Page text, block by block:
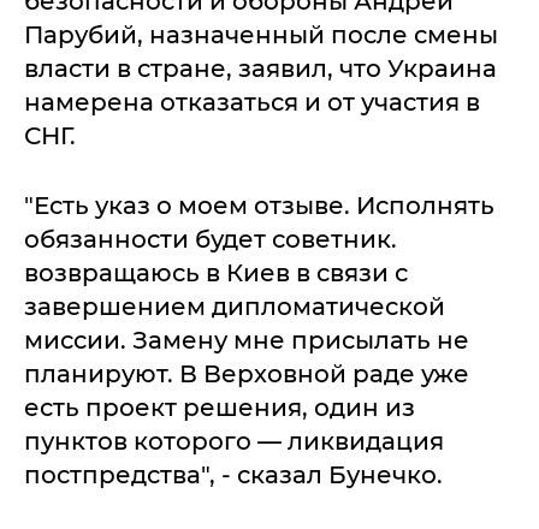
Парубий, назначенный после смены
власти в стране, заявил, что Украина
намерена отказаться и от участия в
СНГ.
"Есть указ о моем отзыве. Исполнять
обязанности будет советник.
возвращаюсь в Киев в связи с
завершением дипломатической
миссии. Замену мне присылать не
планируют. В Верховной раде уже
есть проект решения, один из
пунктов которого — ликвидация
постпредства", - сказал Бунечко.